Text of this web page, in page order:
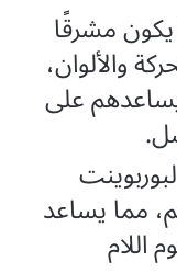
مشرقًا
والألوان،
على
مما يساعد